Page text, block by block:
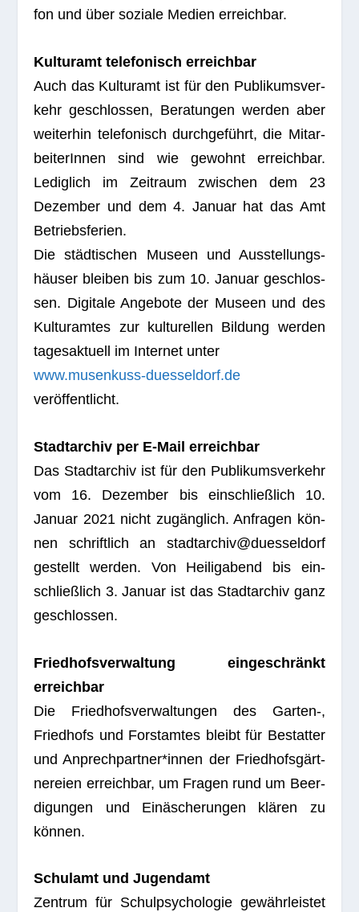
fon und über soziale Medien erreichbar.
Kul­tur­amt tele­fo­nisch erreichbar
Auch das Kul­tur­amt ist für den Publi­kums­ver­
kehr geschlos­sen, Bera­tun­gen wer­den aber
wei­ter­hin tele­fo­nisch durch­ge­führt, die Mit­ar­
bei­te­rIn­nen sind wie gewohnt erreich­bar.
Ledig­lich im Zeit­raum zwi­schen dem 23
Dezem­ber und dem 4. Januar hat das Amt
Betriebsferien.
Die städ­ti­schen Museen und Aus­stel­lungs­
häu­ser blei­ben bis zum 10. Januar geschlos­
sen. Digi­tale Ange­bote der Museen und des
Kul­tur­am­tes zur kul­tu­rel­len Bil­dung wer­den
tages­ak­tu­ell im Inter­net unter
www.musenkuss-duesseldorf.de
veröffentlicht.
Stadt­ar­chiv per E‑Mail erreichbar
Das Stadt­ar­chiv ist für den Publi­kums­ver­kehr
vom 16. Dezem­ber bis ein­schließ­lich 10.
Januar 2021 nicht zugäng­lich. Anfra­gen kön­
nen schrift­lich an stadtarchiv@duesseldorf
gestellt wer­den. Von Hei­lig­abend bis ein­
schließ­lich 3. Januar ist das Stadt­ar­chiv ganz
geschlossen.
Fried­hofs­ver­wal­tung ein­ge­schränkt
erreichbar
Die Fried­hofs­ver­wal­tun­gen des Garten‑,
Fried­hofs und Forst­am­tes bleibt für Bestat­ter
und Anprechpartner*innen der Fried­hofs­gärt­
ne­reien erreich­bar, um Fra­gen rund um Beer­
di­gun­gen und Ein­äsche­run­gen klä­ren zu
können.
Schul­amt und Jugendamt
Zen­trum für Schul­psy­cho­lo­gie gewähr­leis­tet